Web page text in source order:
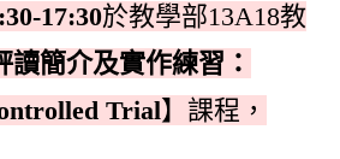
17:30於教學部13A18教
讀簡介及實作練習：
Trial】課程，